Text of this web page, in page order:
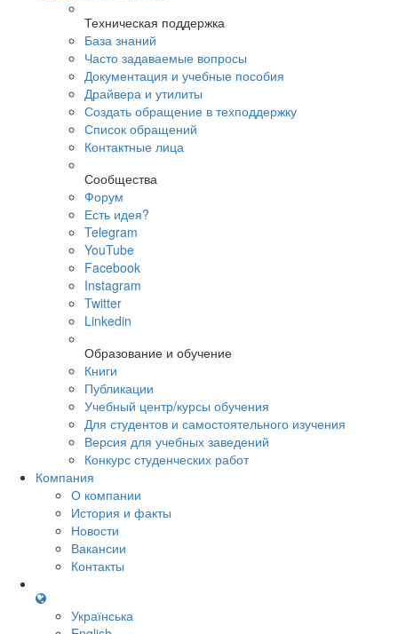
Техническая поддержка
База знаний
Часто задаваемые вопросы
Документация и учебные пособия
Драйвера и утилиты
Создать обращение в техподдержку
Список обращений
Контактные лица
Сообщества
Форум
Есть идея?
Telegram
YouTube
Facebook
Instagram
Twitter
Linkedin
Образование и обучение
Книги
Публикации
Учебный центр/курсы обучения
Для студентов и самостоятельного изучения
Версия для учебных заведений
Конкурс студенческих работ
Компания
О компании
История и факты
Новости
Вакансии
Контакты
Українська